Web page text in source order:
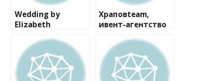
Wedding by
Elizabeth
Храповteam,
ивент-агентство